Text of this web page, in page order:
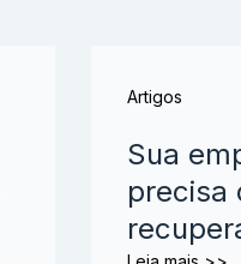
Artigos
Sua
precisa